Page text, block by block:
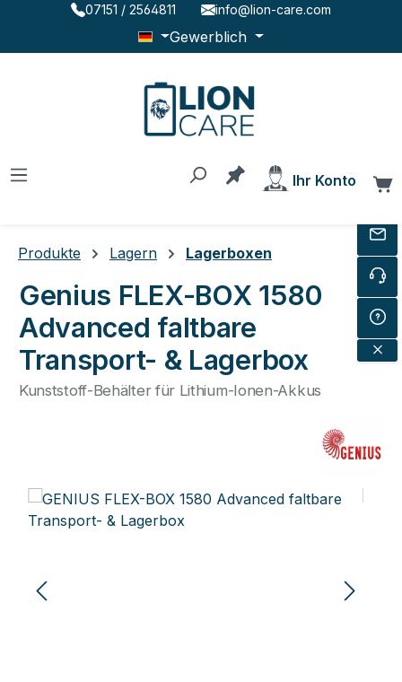
Zum Hauptinhalt springen
07151 / 2564811 info@lion-care.com
Gewerblich
Du hast 0 Produkte
Ihr Konto
Produkte Lagern Lagerboxen
Genius FLEX-BOX 1580
Advanced faltbare
Transport- & Lagerbox
Kunststoff-Behälter für Lithium-Ionen-Akkus
Bildergalerie überspringen